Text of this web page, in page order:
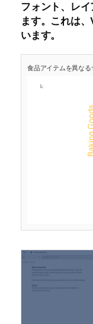
フォント、レ
ます。これは
います。
食品アイテムを異なる